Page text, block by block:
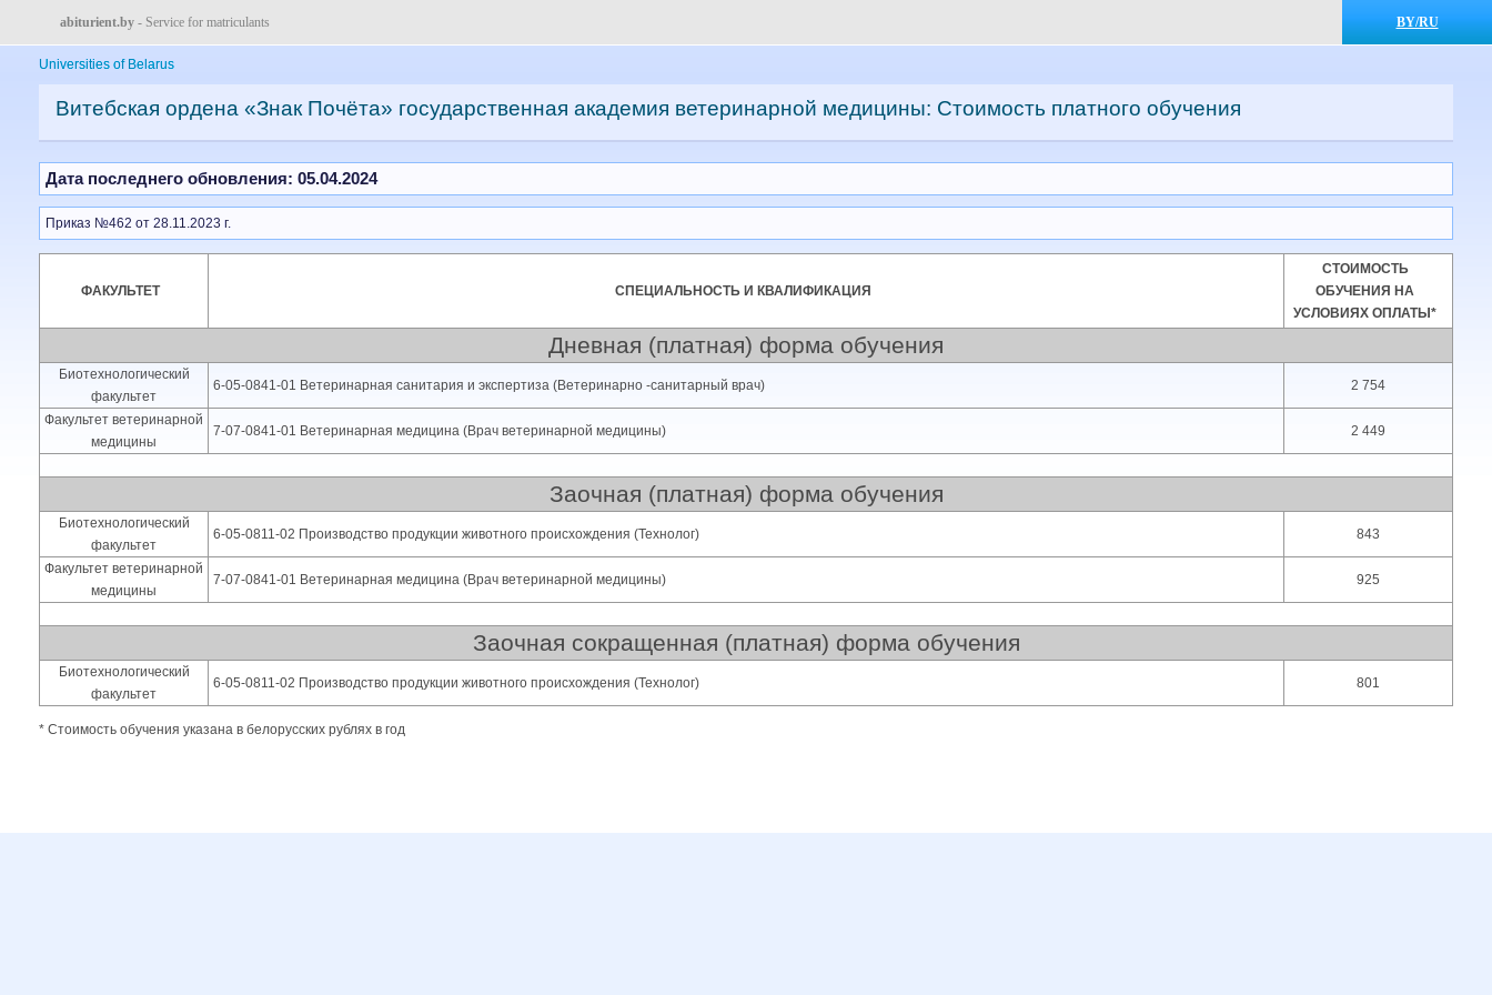
BY/RU
abiturient.by - Service for matriculants
Universities of Belarus
Витебская ордена «Знак Почёта» государственная академия ветеринарной медицины: Стоимость платного обучения
Дата последнего обновления: 05.04.2024
Приказ №462 от 28.11.2023 г.
ФАКУЛЬТЕТ CПЕЦИАЛЬНОСТЬ И КВАЛИФИКАЦИЯ
СТОИМОСТЬ
ОБУЧЕНИЯ НА
УСЛОВИЯХ ОПЛАТЫ*
Дневная (платная) форма обучения
Биотехнологический
факультет
6-05-0841-01 Ветеринарная санитария и экспертиза (Ветеринарно -санитарный врач) 2 754
Факультет ветеринарной
медицины
7-07-0841-01 Ветеринарная медицина (Врач ветеринарной медицины) 2 449
Заочная (платная) форма обучения
Биотехнологический
факультет
6-05-0811-02 Производство продукции животного происхождения (Технолог) 843
Факультет ветеринарной
медицины
7-07-0841-01 Ветеринарная медицина (Врач ветеринарной медицины) 925
Заочная сокращенная (платная) форма обучения
Биотехнологический
факультет
6-05-0811-02 Производство продукции животного происхождения (Технолог) 801
* Стоимость обучения указана в белорусских рублях в год